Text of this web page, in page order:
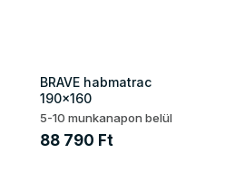
BRAVE habmatrac
190x160
5-10 munkanapon belül
88 790 Ft